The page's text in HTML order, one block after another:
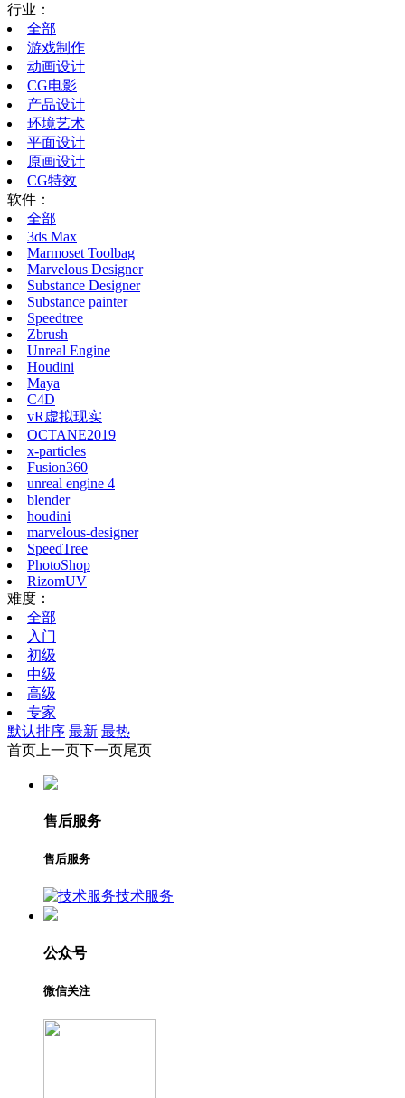
行业：
全部
游戏制作
动画设计
CG电影
产品设计
环境艺术
平面设计
原画设计
CG特效
软件：
全部
3ds Max
Marmoset Toolbag
Marvelous Designer
Substance Designer
Substance painter
Speedtree
Zbrush
Unreal Engine
Houdini
Maya
C4D
vR虚拟现实
OCTANE2019
x-particles
Fusion360
unreal engine 4
blender
houdini
marvelous-designer
SpeedTree
PhotoShop
RizomUV
难度：
全部
入门
初级
中级
高级
专家
默认排序 最新 最热
首页 上一页下一页尾页
售后服务
售后服务
技术服务
公众号
微信关注